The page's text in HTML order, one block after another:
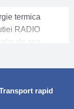
termica
RADIO
de apa.
rapid